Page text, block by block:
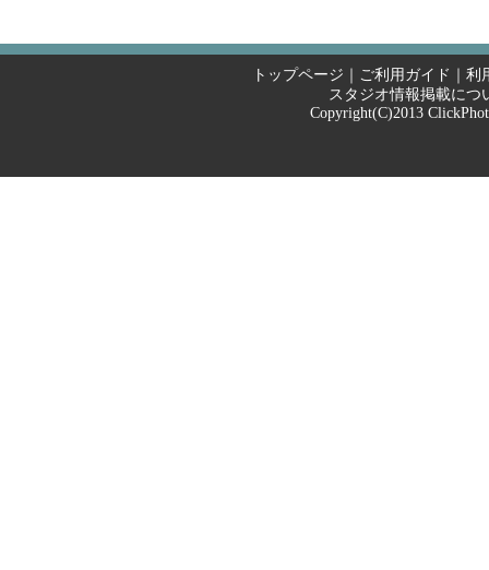
トップページ ｜ ご利用ガイド ｜ 利
スタジオ情報掲載につ
Copyright(C)2013